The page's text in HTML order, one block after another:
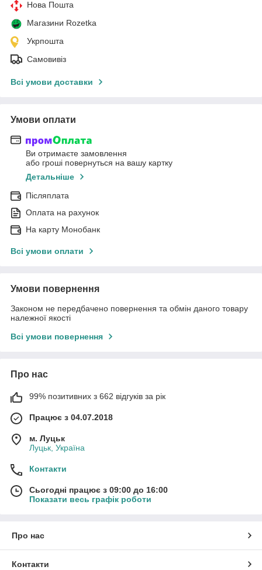
Нова Пошта
Магазини Rozetka
Укрпошта
Самовивіз
Всі умови доставки
Умови оплати
Ви отримаєте замовлення
або гроші повернуться на вашу картку
Детальніше
Післяплата
Оплата на рахунок
На карту Монобанк
Всі умови оплати
Умови повернення
Законом не передбачено повернення та обмін даного товару
належної якості
Всі умови повернення
Про нас
99% позитивних з 662 відгуків за рік
Працює з 04.07.2018
м. Луцьк
Луцьк, Україна
Контакти
Сьогодні працює з 09:00 до 16:00
Показати весь графік роботи
Про нас
Контакти